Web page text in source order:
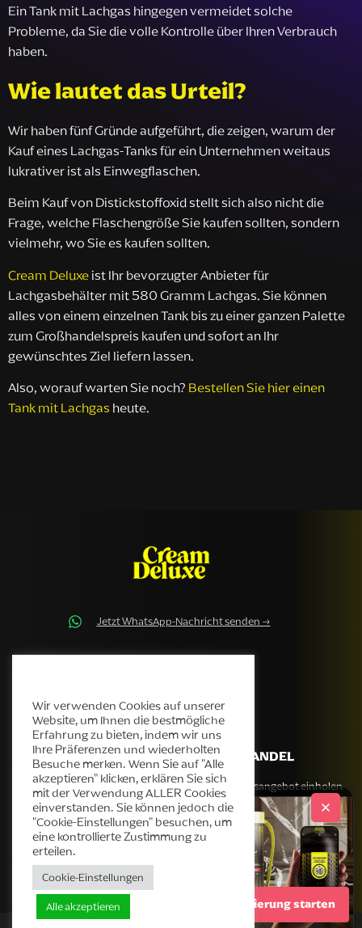
Authentifizierung starten
Ein Tank mit Lachgas hingegen vermeidet solche
Probleme, da Sie die volle Kontrolle über Ihren Verbrauch
haben.
Wie lautet das Urteil?
Wir haben fünf Gründe aufgeführt, die zeigen, warum der
Kauf eines Lachgas-Tanks für ein Unternehmen weitaus
lukrativer ist als Einwegflaschen.
Beim Kauf von Distickstoffoxid stellt sich also nicht die
Frage, welche Flaschengröße Sie kaufen sollten, sondern
vielmehr, wo Sie es kaufen sollten.
Cream Deluxeist Ihr bevorzugter Anbieter für
Lachgasbehälter mit 580 Gramm Lachgas. Sie können
alles von einem einzelnen Tank bis zu einer ganzen Palette
zum Großhandelspreis kaufen und sofort an Ihr
gewünschtes Ziel liefern lassen.
Also, worauf warten Sie noch? Bestellen Sie hier einen
Tank mit Lachgas heute.
Jetzt WhatsApp-Nachricht senden →
contact@cream-deluxe.com
UNTERNEHMEN
Unsere Geschichte
Produkte
Helpdesk
Blog
Kontakt
GROSSHANDEL
Großhandelsangebot einholen
Wir verwenden Cookies auf unserer
Website, um Ihnen die bestmögliche
Erfahrung zu bieten, indem wir uns
Ihre Präferenzen und wiederholten
Besuche merken. Wenn Sie auf "Alle
akzeptieren" klicken, erklären Sie sich
mit der Verwendung ALLER Cookies
einverstanden. Sie können jedoch die
"Cookie-Einstellungen" besuchen, um
eine kontrollierte Zustimmung zu
erteilen.
Cookie-Einstellungen
Alle akzeptieren